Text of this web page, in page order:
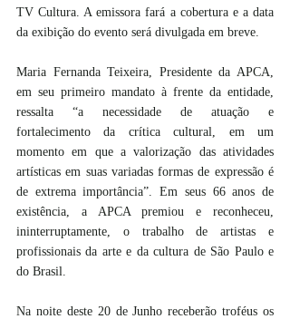
TV Cultura. A emissora fará a cobertura e a data
da exibição do evento será divulgada em breve.
Maria Fernanda Teixeira, Presidente da APCA,
em seu primeiro mandato à frente da entidade,
ressalta “a necessidade de atuação e
fortalecimento da crítica cultural, em um
momento em que a valorização das atividades
artísticas em suas variadas formas de expressão é
de extrema importância”. Em seus 66 anos de
existência, a APCA premiou e reconheceu,
ininterruptamente, o trabalho de artistas e
profissionais da arte e da cultura de São Paulo e
do Brasil.
Na noite deste 20 de Junho receberão troféus os